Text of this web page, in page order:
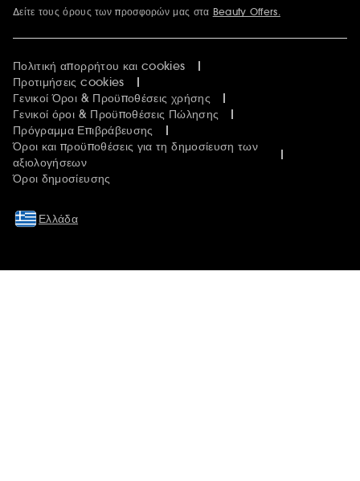
Περισσότερες πληροφορίες
Δείτε τους όρους των προσφορών μας στα Beauty Offers.
Πολιτική απορρήτου και cookies
Προτιμήσεις cookies
Γενικοί Όροι & Προϋποθέσεις χρήσης
Γενικοί όροι & Προϋποθέσεις Πώλησης
Πρόγραμμα Επιβράβευσης
Όροι και προϋποθέσεις για τη δημοσίευση των
αξιολογήσεων
Όροι δημοσίευσης
Ελλάδα